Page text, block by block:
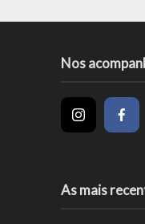
Nos
As mais